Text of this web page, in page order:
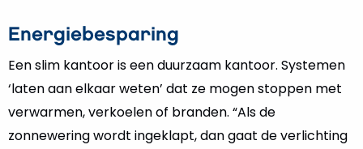
Energiebesparing
Een slim kantoor is een duurzaam kantoor. Systemen
‘laten aan elkaar weten’ dat ze mogen stoppen met
verwarmen, verkoelen of branden. “Als de
zonnewering wordt ingeklapt, dan gaat de verlichting